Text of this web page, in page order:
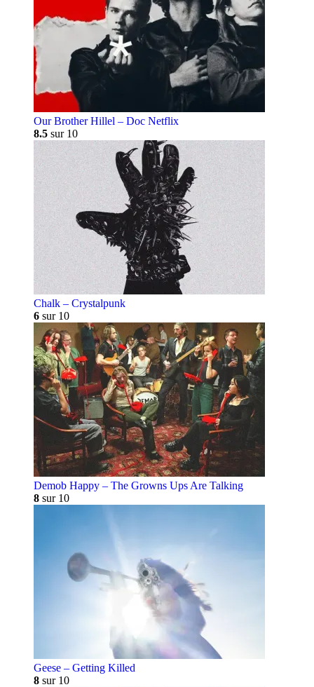
Our Brother Hillel – Doc Netflix
8.5 sur 10
Chalk – Crystalpunk
6 sur 10
Demob Happy – The Growns Ups Are Talking
8 sur 10
Geese – Getting Killed
8 sur 10